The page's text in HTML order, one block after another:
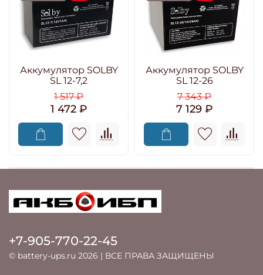
Аккумулятор SOLBY
SL 12-7,2
1 517 ₽
1 472 ₽
Аккумулятор SOLBY
SL 12-26
7 343 ₽
7 129 ₽
+7-905-770-22-45
© battery-ups.ru 2026 | ВСЕ ПРАВА ЗАЩИЩЕНЫ